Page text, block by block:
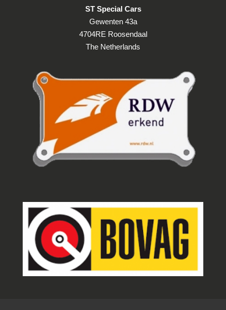
Buitenspiegels elektrisch verstel- en
Centrale vergrendeling met
afstandsbediening
Dakspoiler
Dimlichten automatisch
Elektrisch glazen panorama-dak
Extra getint glas achter
Led achterlichten
Led dagrijverlichting
Led koplampen
Lichtmetalen velgen 19"
Mistlampen voor adaptief
ST Special Cars
Gewenten 43a
4704RE Roosendaal
The Netherlands